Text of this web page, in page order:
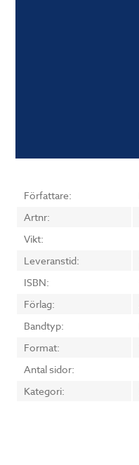
Författare:
Artnr:
Vikt:
Leveranstid:
ISBN:
Förlag:
Bandtyp:
Format:
Antal sidor:
Kategori: